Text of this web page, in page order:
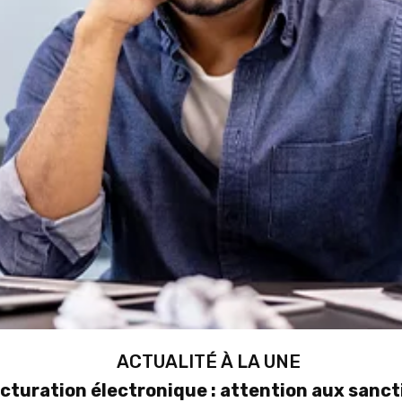
ACTUALITÉ À LA UNE
électronique : attention aux